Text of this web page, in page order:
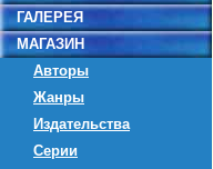
ГАЛЕРЕЯ
МАГАЗИН
Авторы
Жанры
Издательства
Серии